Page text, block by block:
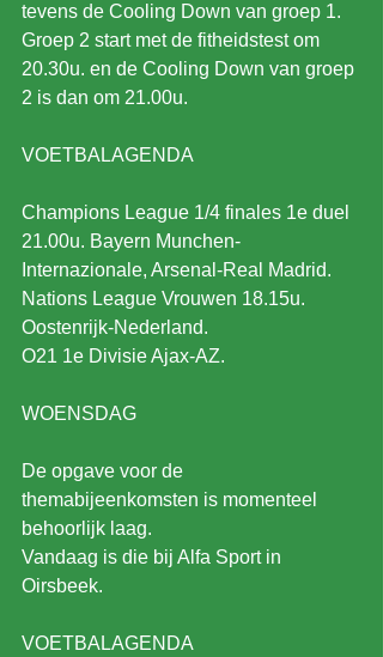
tevens de Cooling Down van groep 1.
Groep 2 start met de fitheidstest om
20.30u. en de Cooling Down van groep
2 is dan om 21.00u.
VOETBALAGENDA
Champions League 1/4 finales 1e duel
21.00u. Bayern Munchen-
Internazionale, Arsenal-Real Madrid.
Nations League Vrouwen 18.15u.
Oostenrijk-Nederland.
O21 1e Divisie Ajax-AZ.
WOENSDAG
De opgave voor de
themabijeenkomsten is momenteel
behoorlijk laag.
Vandaag is die bij Alfa Sport in
Oirsbeek.
VOETBALAGENDA